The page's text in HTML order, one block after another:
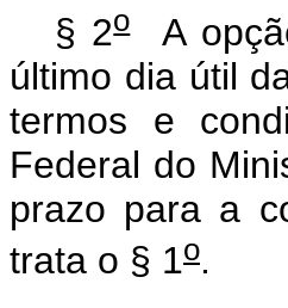
§ 2oA
último dia útil
termos e
Federal do
prazo para a
trata o § 1o.